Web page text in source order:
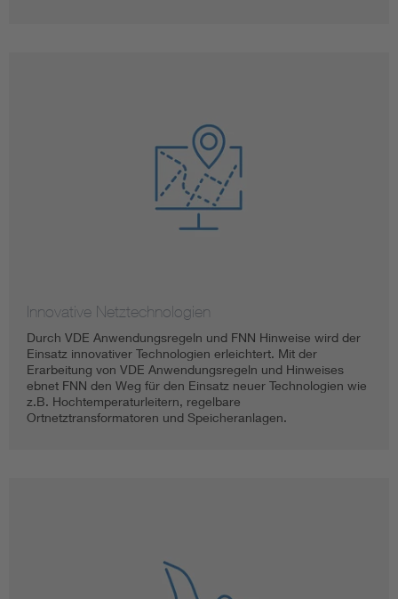
Innovative Netztechnologien
Durch VDE Anwendungsregeln und FNN Hinweise wird der
Einsatz innovativer Technologien erleichtert. Mit der
Erarbeitung von VDE Anwendungsregeln und Hinweises
ebnet FNN den Weg für den Einsatz neuer Technologien wie
z.B. Hochtemperaturleitern, regelbare
Ortnetztransformatoren und Speicheranlagen.